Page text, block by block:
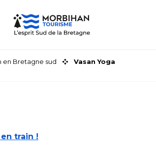
en Bretagne sud Vasan Yoga
train !